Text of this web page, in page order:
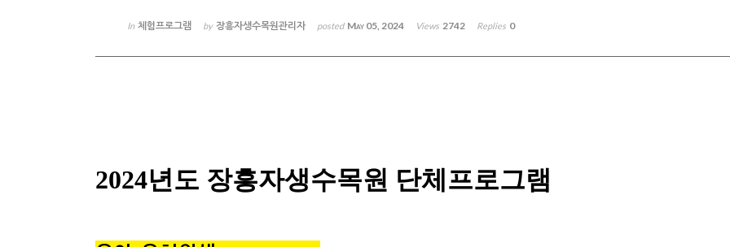
In 체험프로그램 by 장흥자생수목원관리자 posted May 05, 2024 Views 2742 Replies 0
2024년도 장흥자생수목원 단체프로그램